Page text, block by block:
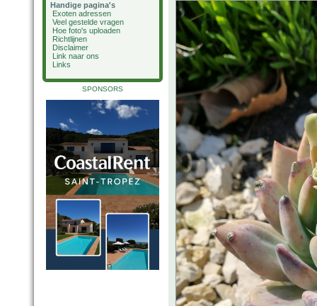
Handige pagina's
Exoten adressen
Veel gestelde vragen
Hoe foto's uploaden
Richtlijnen
Disclaimer
Link naar ons
Links
SPONSORS